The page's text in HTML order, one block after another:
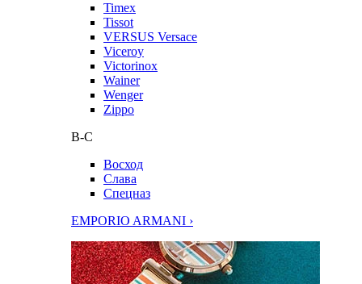
Timex
Tissot
VERSUS Versace
Viceroy
Victorinox
Wainer
Wenger
Zippo
В-С
Восход
Слава
Спецназ
EMPORIO ARMANI ›